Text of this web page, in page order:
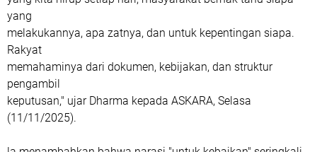
yang
melakukannya, apa zatnya, dan untuk kepentingan siapa.
Rakyat
memahaminya dari dokumen, kebijakan, dan struktur
pengambil
keputusan," ujar Dharma kepada ASKARA, Selasa
(11/11/2025).